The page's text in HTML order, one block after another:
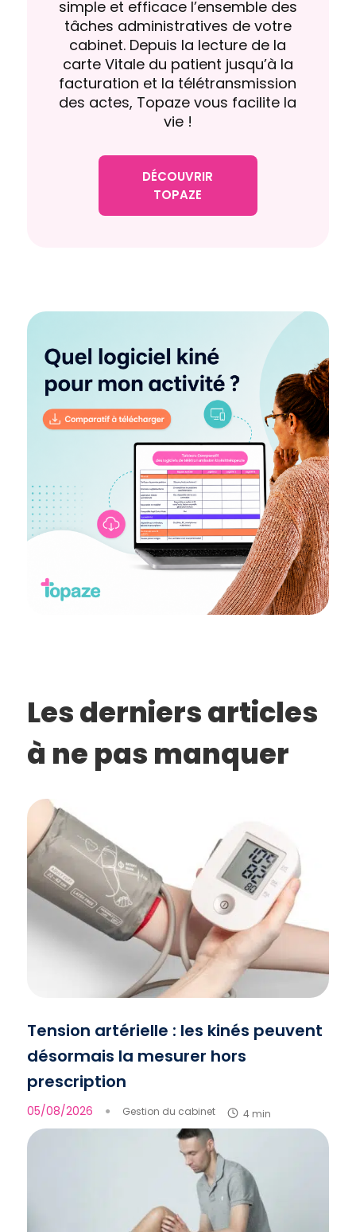
simple et efficace l’ensemble des
tâches administratives de votre
cabinet. Depuis la lecture de la
carte Vitale du patient jusqu’à la
facturation et la télétransmission
des actes, Topaze vous facilite la
vie !
DÉCOUVRIR
TOPAZE
Les derniers articles
à ne pas manquer
Tension artérielle : les kinés peuvent
désormais la mesurer hors
prescription
05/08/2026 ● Gestion du cabinet 4 min